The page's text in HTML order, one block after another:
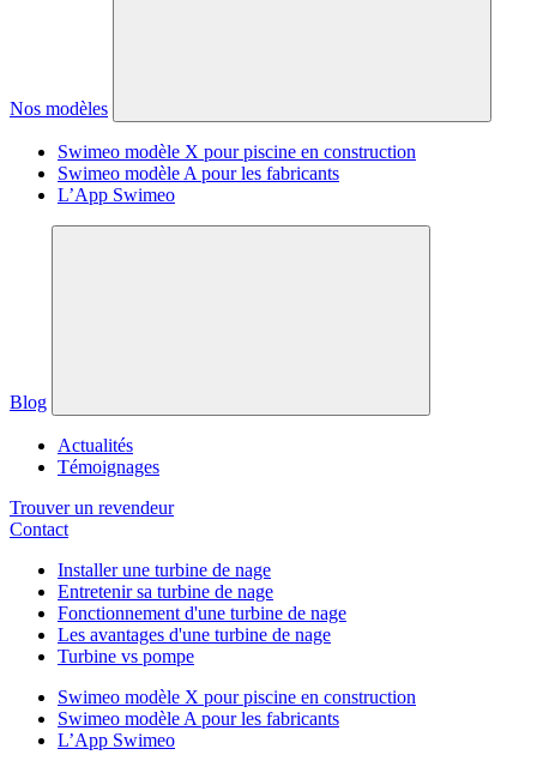
Nos modèles
Swimeo modèle X pour piscine en construction
Swimeo modèle A pour les fabricants
L’App Swimeo
Blog
Actualités
Témoignages
Trouver un revendeur
Contact
Installer une turbine de nage
Entretenir sa turbine de nage
Fonctionnement d'une turbine de nage
Les avantages d'une turbine de nage
Turbine vs pompe
Swimeo modèle X pour piscine en construction
Swimeo modèle A pour les fabricants
L’App Swimeo